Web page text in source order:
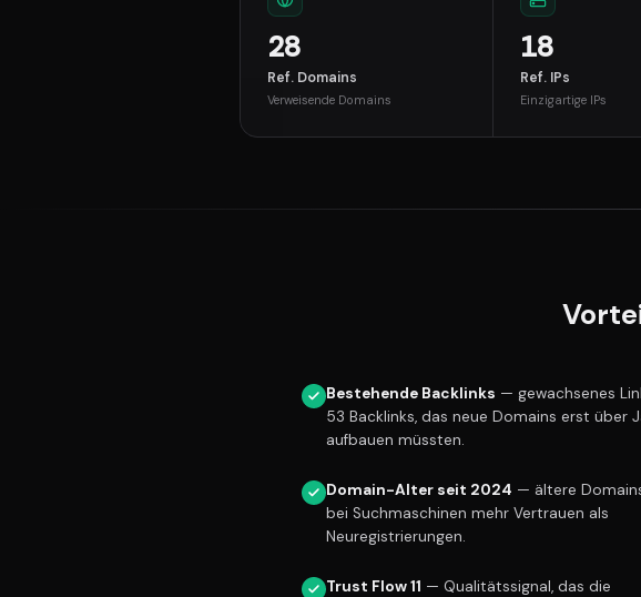
28
Ref. Domains
Verweisende Domains
18
Ref. IPs
Einzigartige IPs
Bestehende Backlinks — gewachsenes
53 Backlinks, das neue Domains erst über
aufbauen müssten.
Domain-Alter seit 2024 — ältere
bei Suchmaschinen mehr Vertrauen als
Neuregistrierungen.
Trust Flow 11 — Qualitätssignal, das die